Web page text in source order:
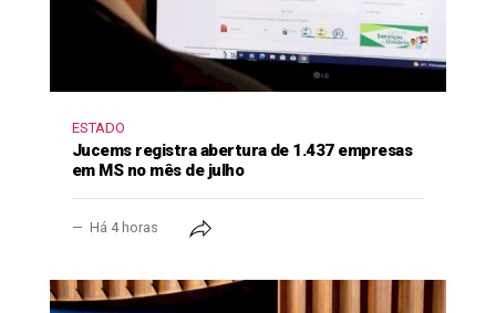
ESTADO
Jucems registra abertura de 1.437 empresas
em MS no mês de julho
Há 4 horas